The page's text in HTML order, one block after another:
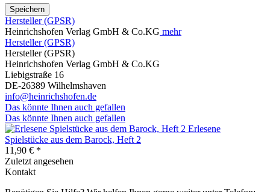
Speichern
Hersteller (GPSR)
Heinrichshofen Verlag GmbH & Co.KG mehr
Hersteller (GPSR)
Hersteller (GPSR)
Heinrichshofen Verlag GmbH & Co.KG
Liebigstraße 16
DE-26389 Wilhelmshaven
info@heinrichshofen.de
Das könnte Ihnen auch gefallen
Das könnte Ihnen auch gefallen
Erlesene
Spielstücke aus dem Barock, Heft 2
11,90 € *
Zuletzt angesehen
Kontakt